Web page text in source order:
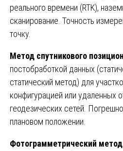
реального времени (RTK),
сканирование. Точность
точку.
Метод спутникового
постобработкой данных
статический метод) для
конфигурацией или удаленных
геодезических сетей.
плановом положении.
Фотограмметрический метод